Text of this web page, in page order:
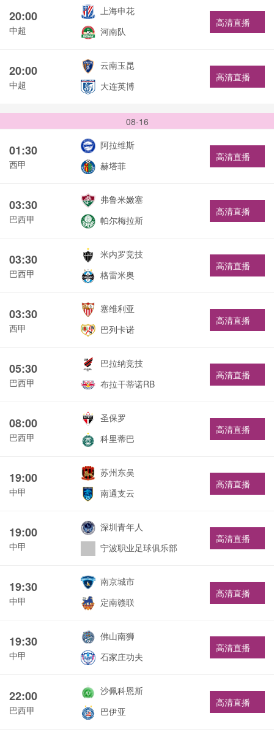
20:00
中超
上海申花
河南队
高清直播
20:00
中超
云南玉昆
大连英博
高清直播
08-16
01:30
西甲
阿拉维斯
赫塔菲
高清直播
03:30
巴西甲
弗鲁米嫩塞
帕尔梅拉斯
高清直播
03:30
巴西甲
米内罗竞技
格雷米奥
高清直播
03:30
西甲
塞维利亚
巴列卡诺
高清直播
05:30
巴西甲
巴拉纳竞技
布拉干蒂诺RB
高清直播
08:00
巴西甲
圣保罗
科里蒂巴
高清直播
19:00
中甲
苏州东吴
南通支云
高清直播
19:00
中甲
深圳青年人
宁波职业足球俱乐部
高清直播
19:30
中甲
南京城市
定南赣联
高清直播
19:30
中甲
佛山南狮
石家庄功夫
高清直播
22:00
巴西甲
沙佩科恩斯
巴伊亚
高清直播